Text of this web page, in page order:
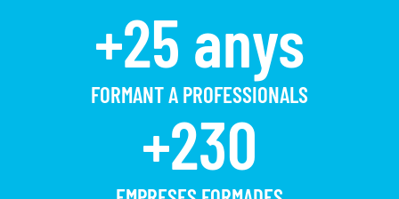
+25 anys
FORMANT A PROFESSIONALS
+230